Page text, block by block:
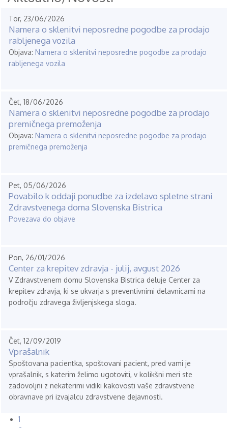
Tor, 23/06/2026
Namera o sklenitvi neposredne pogodbe za prodajo
rabljenega vozila
Objava: Namera o sklenitvi neposredne pogodbe za prodajo
rabljenega vozila
Čet, 18/06/2026
Namera o sklenitvi neposredne pogodbe za prodajo
premičnega premoženja
Objava: Namera o sklenitvi neposredne pogodbe za prodajo
premičnega premoženja
Pet, 05/06/2026
Povabilo k oddaji ponudbe za izdelavo spletne strani
Zdravstvenega doma Slovenska Bistrica
Povezava do objave
Pon, 26/01/2026
Center za krepitev zdravja - julij, avgust 2026
V Zdravstvenem domu Slovenska Bistrica deluje Center za
krepitev zdravja, ki se ukvarja s preventivnimi delavnicami na
področju zdravega življenjskega sloga.
Čet, 12/09/2019
Vprašalnik
Spoštovana pacientka, spoštovani pacient, pred vami je
vprašalnik, s katerim želimo ugotoviti, v kolikšni meri ste
zadovoljni z nekaterimi vidiki kakovosti vaše zdravstvene
obravnave pri izvajalcu zdravstvene dejavnosti.
Pagination
Current
1